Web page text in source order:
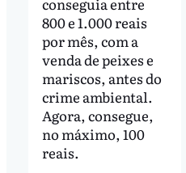
800 e 1.000 reais
por mês, com a
venda de peixes e
mariscos, antes do
crime ambiental.
Agora, consegue,
no máximo, 100
reais.